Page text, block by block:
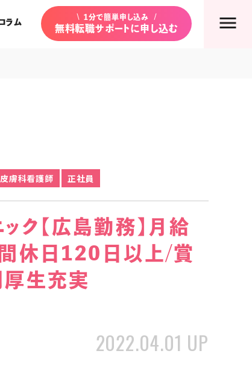
ラム
1分で簡単申し込み
無料転職サポートに申し込む
2022.04.01 UP
膚科看護師 正社員
ック【広島勤務】月給
休日120日以上/賞
生充実